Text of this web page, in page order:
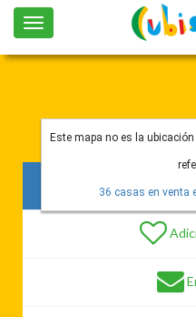
Toggle
navigation
Este mapa no es la
36 casas en venta